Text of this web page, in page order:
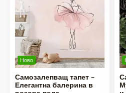
Ново
Самозалепващ тапет –
Елегантна балерина в